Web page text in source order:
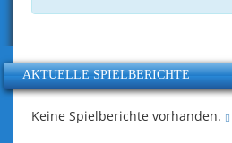
AKTUELLE SPIELBERICHTE
Keine Spielberichte vorhanden.